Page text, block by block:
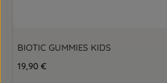
BIOTIC GUMMIES KIDS
Regulärer Preis:
19,90 €